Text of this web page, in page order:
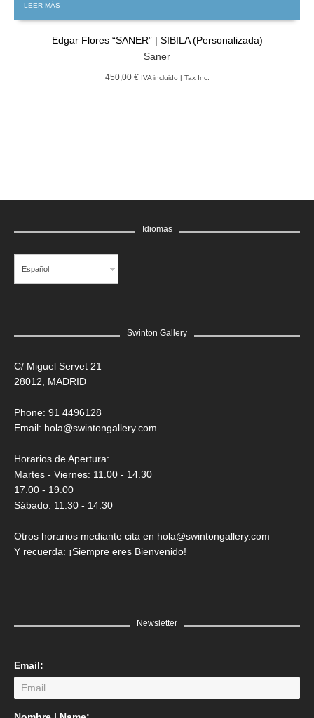
LEER MÁS
Edgar Flores “SANER” | SIBILA (Personalizada)
Saner
450,00 € IVA incluido | Tax Inc.
LEER MÁS
Idiomas
Español
Swinton Gallery
C/ Miguel Servet 21
28012, MADRID
Phone: 91 4496128
Email: hola@swintongallery.com
Horarios de Apertura:
Martes - Viernes: 11.00 - 14.30
17.00 - 19.00
Sábado: 11.30 - 14.30
Otros horarios mediante cita en hola@swintongallery.com
Y recuerda: ¡Siempre eres Bienvenido!
Newsletter
Email: